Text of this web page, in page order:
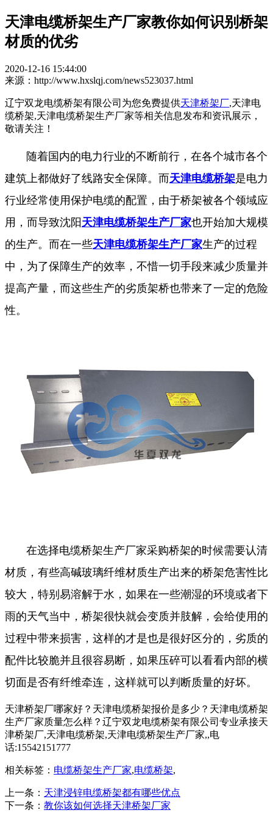
天津电缆桥架生产厂家教你如何识别桥架
材质的优劣
2020-12-16 15:44:00
来源：http://www.hxslqj.com/news523037.html
辽宁双龙电缆桥架有限公司为您免费提供天津桥架厂,天津电
缆桥架,天津电缆桥架生产厂家等相关信息发布和资讯展示，
敬请关注！
随着国内的电力行业的不断前行，在各个城市各个
建筑上都做好了线路安全保障。而天津电缆桥架是电力
行业经常使用保护电缆的配置，由于桥架被各个领域应
用，而导致沈阳天津电缆桥架生产厂家也开始加大规模
的生产。而在一些天津电缆桥架生产厂家生产的过程
中，为了保障生产的效率，不惜一切手段来减少质量并
提高产量，而这些生产的劣质架桥也带来了一定的危险
性。
在选择电缆桥架生产厂家采购桥架的时候需要认清
材质，有些高碱玻璃纤维材质生产出来的桥架危害性比
较大，特别易溶解于水，如果在一些潮湿的环境或者下
雨的天气当中，桥架很快就会变质并肢解，会给使用的
过程中带来损害，这样的才是也是很好区分的，劣质的
配件比较脆并且很容易断，如果压碎可以看看内部的横
切面是否有纤维牵连，这样就可以判断质量的好坏。
天津桥架厂哪家好？天津电缆桥架报价是多少？天津电缆桥架
生产厂家质量怎么样？辽宁双龙电缆桥架有限公司专业承接天
津桥架厂,天津电缆桥架,天津电缆桥架生产厂家,,电
话:15542151777
相关标签： 电缆桥架生产厂家,电缆桥架,
上一条： 天津浸锌电缆桥架都有哪些优点
下一条： 教你该如何选择天津桥架厂家